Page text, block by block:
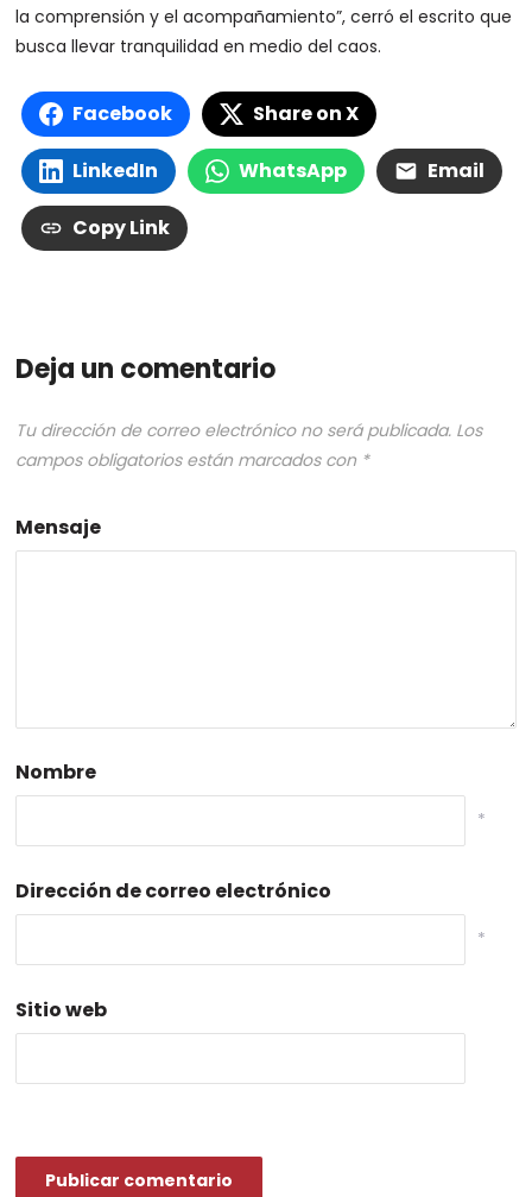
la comprensión y el acompañamiento”, cerró el escrito que
busca llevar tranquilidad en medio del caos.
Facebook Share on X
LinkedIn WhatsApp Email
Copy Link
Deja un comentario
Tu dirección de correo electrónico no será publicada. Los
campos obligatorios están marcados con *
Mensaje
Nombre
*
Dirección de correo electrónico
*
Sitio web